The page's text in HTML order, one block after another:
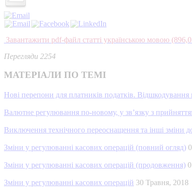
Завантажити pdf-файл статті українською мовою
Перегляди 2254
МАТЕРІАЛИ ПО ТЕМІ
Нові перепони для платників податків.
Валютне регулювання по-новому, у зв’язку з
Виключення технічного переоснащення та інші зміни
Зміни у регулюванні касових операцій (повний огляд)
Зміни у регулюванні касових операцій (продовження)
Зміни у регулюванні касових операцій 30 Травня, 2018